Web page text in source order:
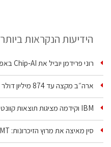
הידיעות הנקראות ביותר
רוני פרידמן יוביל את Chip‑AI באפל; טל ענבר ינהל את…
ארה״ב מקצה עד 874 מיליון דולר לשבע טכנולוגיות שבבים…
IBM וקידמה מציגות תוצאות קוונטיות מעבר ליכולת…
סין מאיצה את מרוץ הזיכרונות: CXMT שוקלת להקים מפעל…